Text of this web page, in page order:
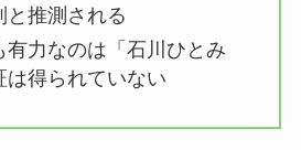
と推測される
有力なのは「石川ひとみ
は得られていない